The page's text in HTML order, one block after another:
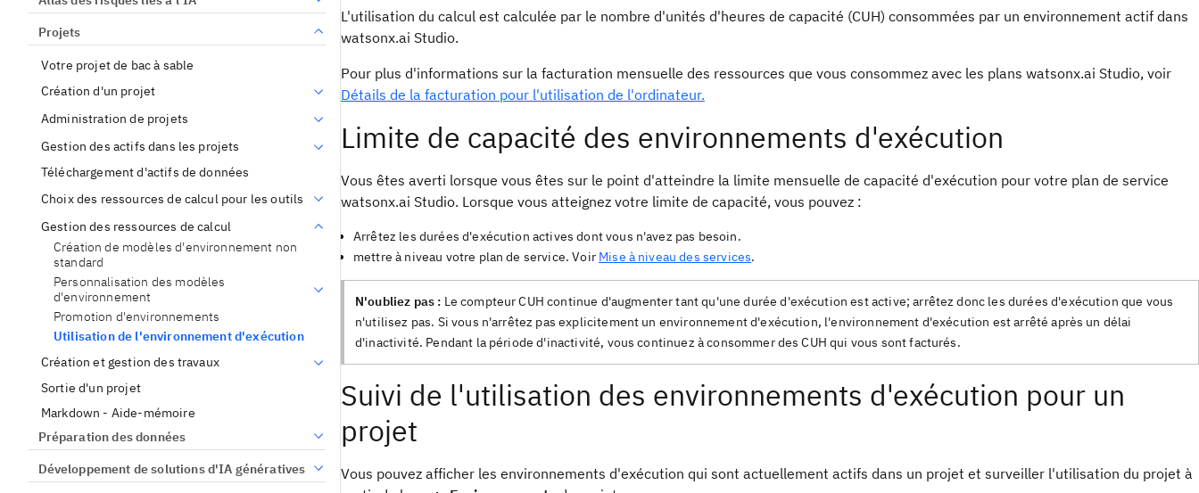
Projets
Votre projet de bac à sable
Création d'un projet
Administration de projets
Gestion des actifs dans les projets
Téléchargement d'actifs de données
Choix des ressources de calcul pour les outils
Gestion des ressources de calcul
Création de modèles d'environnement non
standard
Personnalisation des modèles
d'environnement
Promotion d'environnements
Utilisation de l'environnement d'exécution
Création et gestion des travaux
Sortie d'un projet
Markdown - Aide-mémoire
Préparation des données
Développement de solutions d'IA génératives
L'utilisation du calcul est calculée par le nombre d'unités d'heures de capacité (CUH) consommées par un environnement actif dans
watsonx.ai Studio.
Pour plus d'informations sur la facturation mensuelle des ressources que vous consommez avec les plans watsonx.ai Studio, voir
Détails de la facturation pour l'utilisation de l'ordinateur.
Limite de capacité des environnements d'exécution
Vous êtes averti lorsque vous êtes sur le point d'atteindre la limite mensuelle de capacité d'exécution pour votre plan de service
watsonx.ai Studio. Lorsque vous atteignez votre limite de capacité, vous pouvez :
Arrêtez les durées d'exécution actives dont vous n'avez pas besoin.
mettre à niveau votre plan de service. Voir Mise à niveau des services.
N'oubliez pas : Le compteur CUH continue d'augmenter tant qu'une durée d'exécution est active; arrêtez donc les durées d'exécution que vous
n'utilisez pas. Si vous n'arrêtez pas explicitement un environnement d'exécution, l'environnement d'exécution est arrêté après un délai
d'inactivité. Pendant la période d'inactivité, vous continuez à consommer des CUH qui vous sont facturés.
Suivi de l'utilisation des environnements d'exécution pour un
projet
Vous pouvez afficher les environnements d'exécution qui sont actuellement actifs dans un projet et surveiller l'utilisation du projet à